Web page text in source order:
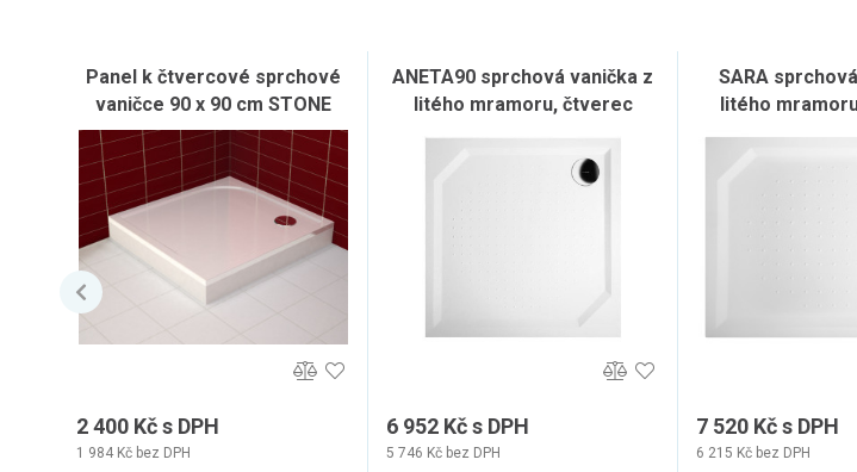
Panel k čtvercové sprchové
vaničce 90 x 90 cm STONE
2 400 Kč s DPH
1 984 Kč bez DPH
ANETA90 sprchová vanička z
litého mramoru, čtverec
6 952 Kč s DPH
5 746 Kč bez DPH
SARA
litého
7 520 Kč s DPH
6 215 Kč bez DPH